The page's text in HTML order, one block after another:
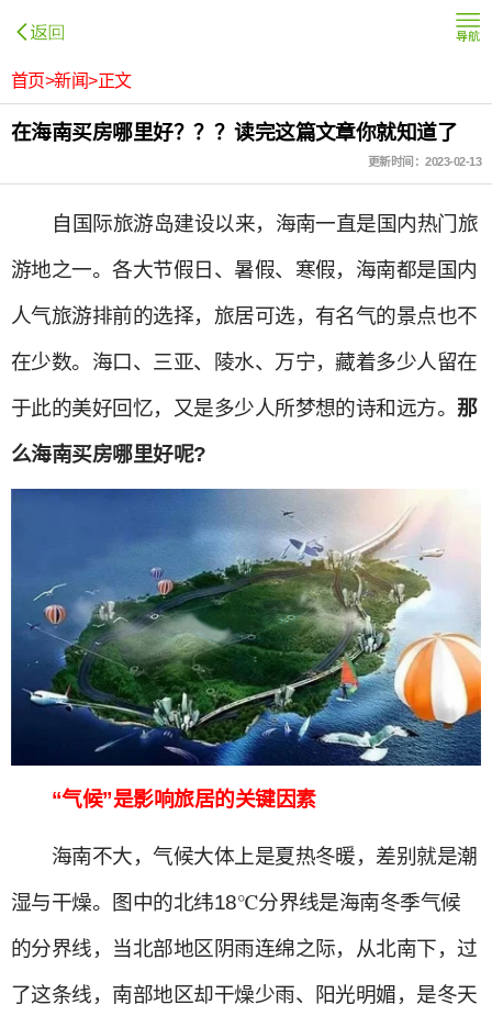
首页>新闻>正文
在海南买房哪里好？？？读完这篇文章你就知道了
更新时间：2023-02-13
自国际旅游岛建设以来，海南一直是国内热门旅
游地之一。各大节假日、暑假、寒假，海南都是国内
人气旅游排前的选择，旅居可选，有名气的景点也不
在少数。海口、三亚、陵水、万宁，藏着多少人留在
于此的美好回忆，又是多少人所梦想的诗和远方。 那
么海南买房哪里好呢?
“气候”是影响旅居的关键因素
海南不大，气候大体上是夏热冬暖，差别就是潮
湿与干燥。图中的北纬18℃分界线是海南冬季气候
的分界线，当北部地区阴雨连绵之际，从北南下，过
了这条线，南部地区却干燥少雨、阳光明媚，是冬天